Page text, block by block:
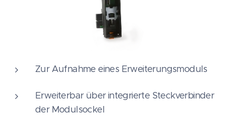
Zur Aufnahme eines Erweiterungsmoduls
Erweiterbar über integrierte Steckverbinder
der Modulsockel